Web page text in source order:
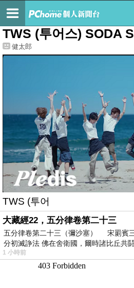
最新文章
TWS (투어스) SODA
健太郎
TWS (투어
大藏經22，五分律卷第二十三
五分律卷第二十三（彌沙塞） 宋罽賓
分初滅諍法 佛在舍衛國，爾時諸比丘共
1 小時前